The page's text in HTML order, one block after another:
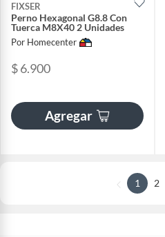
FIXSER
Perno Hexagonal G8.8 Con
Tuerca M8X40 2 Unidades
Por Homecenter
$ 6.900
Agregar
1 2